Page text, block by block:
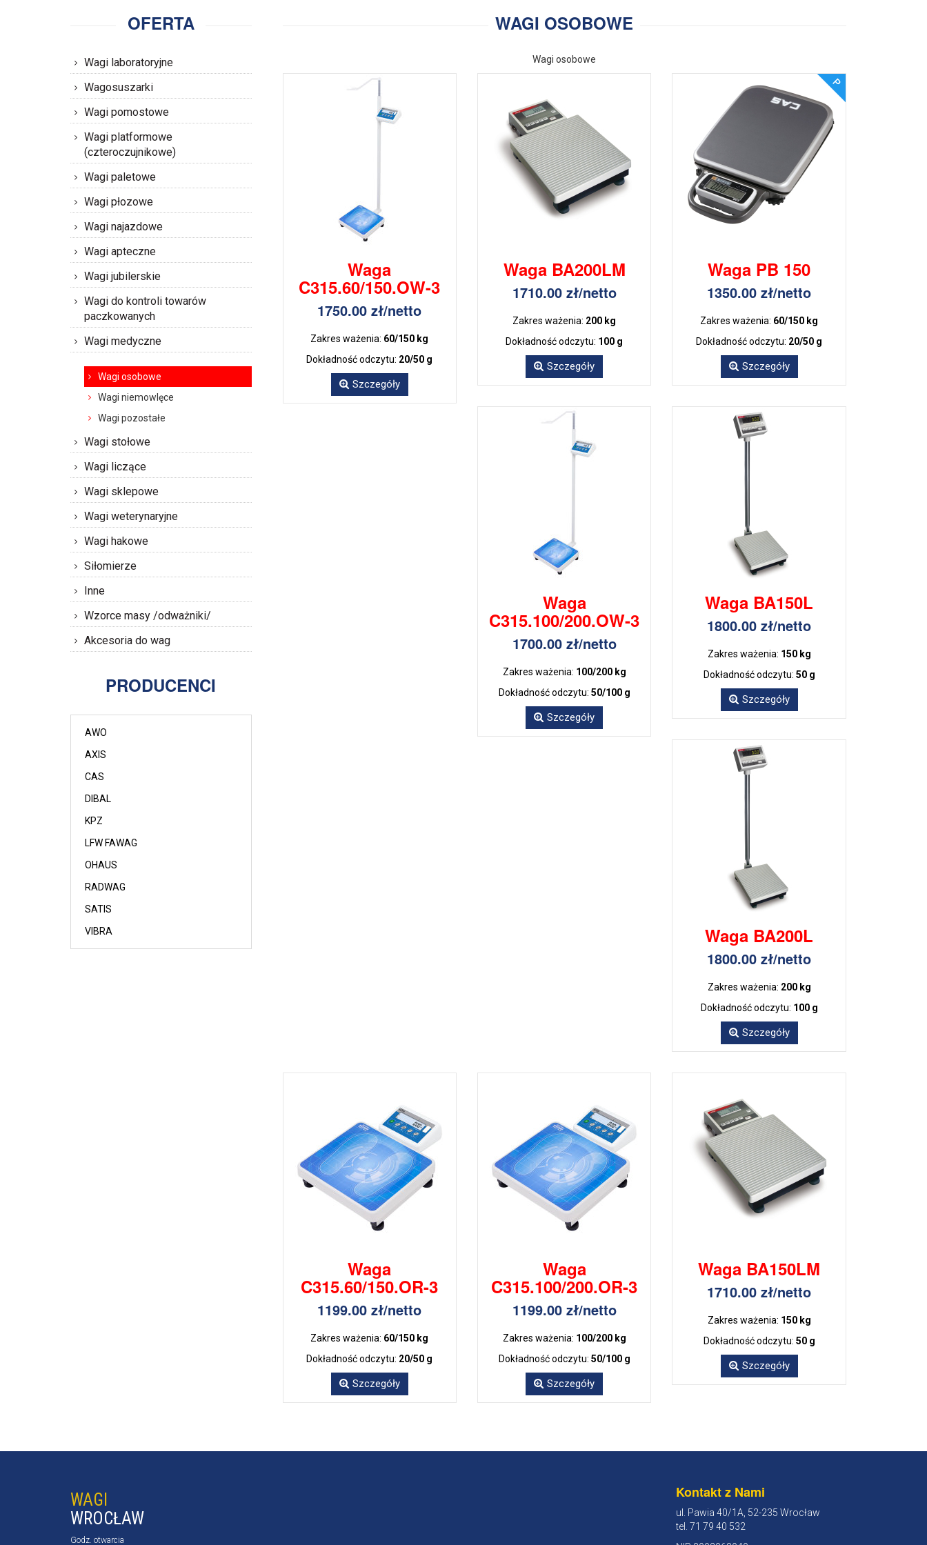
OFERTA
Wagi laboratoryjne
Wagosuszarki
Wagi pomostowe
Wagi platformowe
(czteroczujnikowe)
Wagi paletowe
Wagi płozowe
Wagi najazdowe
Wagi apteczne
Wagi jubilerskie
Wagi do kontroli towarów
paczkowanych
Wagi medyczne
Wagi osobowe
Wagi niemowlęce
Wagi pozostałe
Wagi stołowe
Wagi liczące
Wagi sklepowe
Wagi weterynaryjne
Wagi hakowe
Siłomierze
Inne
Wzorce masy /odważniki/
Akcesoria do wag
PRODUCENCI
AWO
AXIS
CAS
DIBAL
KPZ
LFW FAWAG
OHAUS
RADWAG
SATIS
VIBRA
WAGI OSOBOWE
Wagi osobowe
Waga
C315.60/150.OW-3
1750.00 zł/netto
Zakres ważenia: 60/150 kg
Dokładność odczytu: 20/50 g
Szczegóły
Waga BA200LM
1710.00 zł/netto
Zakres ważenia: 200 kg
Dokładność odczytu: 100 g
Szczegóły
Waga PB 150
1350.00 zł/netto
Zakres ważenia: 60/150 kg
Dokładność odczytu: 20/50 g
Szczegóły
Waga
C315.100/200.OW-3
1700.00 zł/netto
Zakres ważenia: 100/200 kg
Dokładność odczytu: 50/100 g
Szczegóły
Waga BA150L
1800.00 zł/netto
Zakres ważenia: 150 kg
Dokładność odczytu: 50 g
Szczegóły
Waga BA200L
1800.00 zł/netto
Zakres ważenia: 200 kg
Dokładność odczytu: 100 g
Szczegóły
Waga
C315.60/150.OR-3
1199.00 zł/netto
Zakres ważenia: 60/150 kg
Dokładność odczytu: 20/50 g
Szczegóły
Waga
C315.100/200.OR-3
1199.00 zł/netto
Zakres ważenia: 100/200 kg
Dokładność odczytu: 50/100 g
Szczegóły
Waga BA150LM
1710.00 zł/netto
Zakres ważenia: 150 kg
Dokładność odczytu: 50 g
Szczegóły
WAGI
WROCŁAW
Godz. otwarcia
Kontakt z Nami
ul. Pawia 40/1A, 52-235 Wrocław
tel. 71 79 40 532